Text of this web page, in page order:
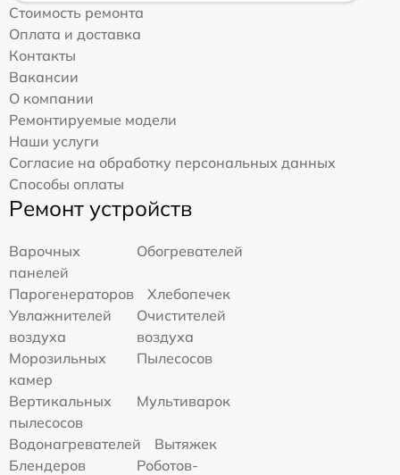
Стоимость ремонта
Оплата и доставка
Контакты
Вакансии
О компании
Ремонтируемые модели
Наши услуги
Согласие на обработку персональных данных
Способы оплаты
Ремонт устройств
Варочных
панелей
Обогревателей
Парогенераторов
Хлебопечек
Увлажнителей
воздуха
Очистителей
воздуха
Морозильных
камер
Пылесосов
Вертикальных
пылесосов
Мультиварок
Водонагревателей
Вытяжек
Блендеров
Роботов-